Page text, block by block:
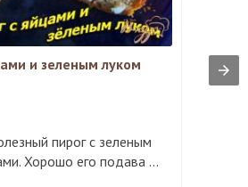
и зеленым луком
пирог с зеленым
Хорошо его подава ...